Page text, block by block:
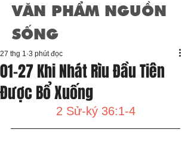
VĂN PHẨM NGUỒN
SỐNG
01-27 Khi Nhát Rìu Đầu Tiên
Được Bổ Xuống
27 thg 1 3 phút đọc
2 Sử-ký 36:1-4